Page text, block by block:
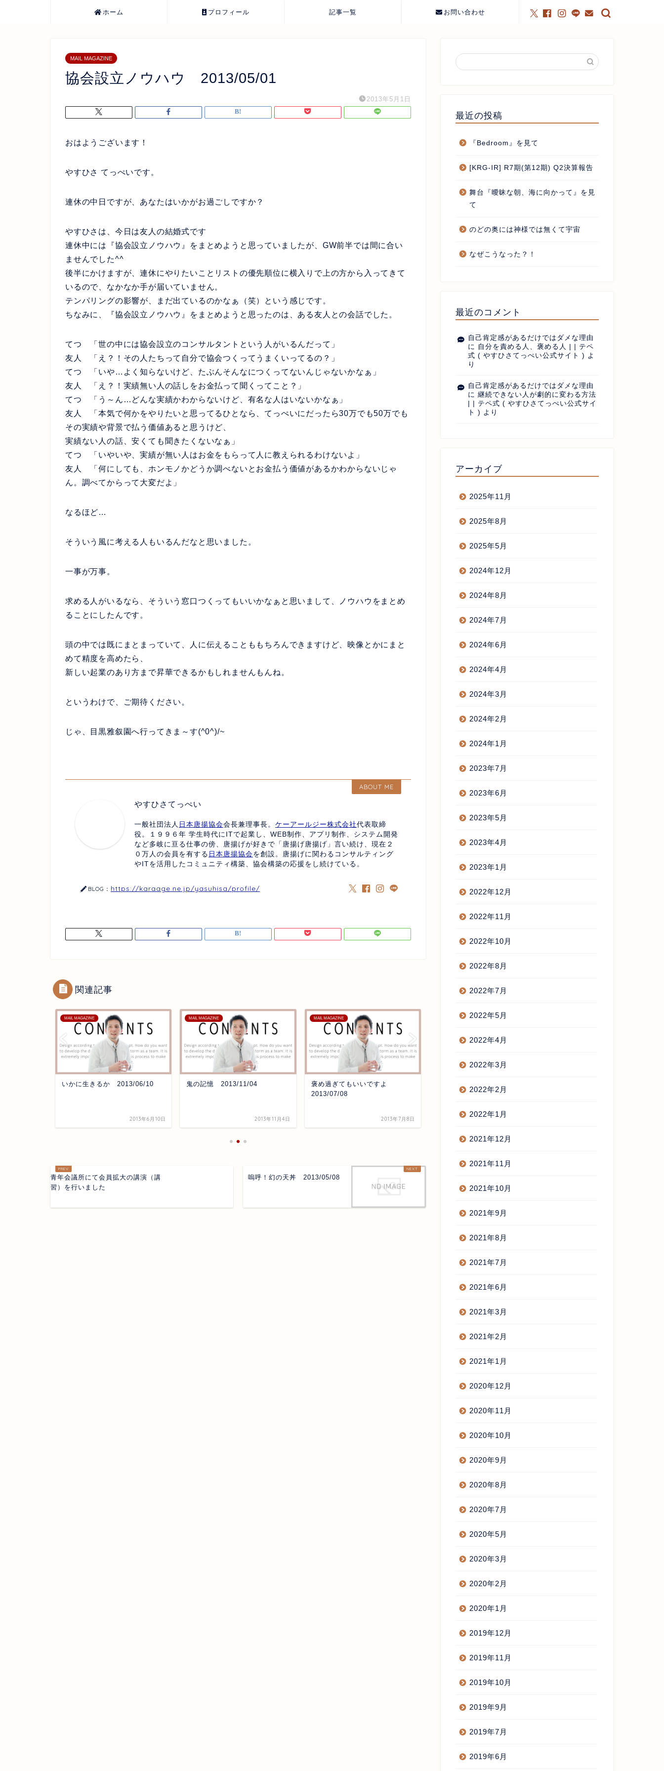
ホーム プロフィール 記事一覧 お問い合わせ
MAIL MAGAZINE
協会設立ノウハウ 2013/05/01
2013年5月1日
おはようございます！
やすひさ てっぺいです。
連休の中日ですが、あなたはいかがお過ごしですか？
やすひさは、今日は友人の結婚式です
連休中には『協会設立ノウハウ』をまとめようと思っていましたが、GW前半では間に合い
ませんでした^^
後半にかけますが、連休にやりたいことリストの優先順位に横入りで上の方から入ってきて
いるので、なかなか手が届いていません。
テンパリングの影響が、まだ出ているのかなぁ（笑）という感じです。
ちなみに、『協会設立ノウハウ』をまとめようと思ったのは、ある友人との会話でした。
てつ 「世の中には協会設立のコンサルタントという人がいるんだって」
友人 「え？！その人たちって自分で協会つくってうまくいってるの？」
てつ 「いや…よく知らないけど、たぶんそんなにつくってないんじゃないかなぁ」
友人 「え？！実績無い人の話しをお金払って聞くってこと？」
てつ 「う～ん…どんな実績かわからないけど、有名な人はいないかなぁ」
友人 「本気で何かをやりたいと思ってるひとなら、てっぺいにだったら30万でも50万でも
その実績や背景で払う価値あると思うけど、
実績ない人の話、安くても聞きたくないなぁ」
てつ 「いやいや、実績が無い人はお金をもらって人に教えられるわけないよ」
友人 「何にしても、ホンモノかどうか調べないとお金払う価値があるかわからないじゃ
ん。調べてからって大変だよ」
なるほど…
そういう風に考える人もいるんだなと思いました。
一事が万事。
求める人がいるなら、そういう窓口つくってもいいかなぁと思いまして、ノウハウをまとめ
ることにしたんです。
頭の中では既にまとまっていて、人に伝えることももちろんできますけど、映像とかにまと
めて精度を高めたら、
新しい起業のあり方まで昇華できるかもしれませんもんね。
というわけで、ご期待ください。
じゃ、目黒雅叙園へ行ってきま～す(^0^)/~
ABOUT ME
やすひさてっぺい
一般社団法人 日本唐揚協会会長兼理事長。 ケーアールジー株式会社代表取締
役。１９９６年 学生時代にITで起業し、WEB制作、アプリ制作、システム開発
など多岐に亘る仕事の傍、唐揚げが好きで「唐揚げ唐揚げ」言い続け、現在２
０万人の会員を有する 日本唐揚協会を創設。唐揚げに関わるコンサルティング
やITを活用したコミュニティ構築、協会構築の応援をし続けている。
BLOG： https://karaage.ne.jp/yasuhisa/profile/
関連記事
MAIL MAGAZINE
いかに生きるか 2013/06/10
2013年6月10日
MAIL MAGAZINE
鬼の記憶 2013/11/04
2013年11月4日
MAIL MAGAZINE
褒め過ぎてもいいですよ
2013/07/08
2013年7月8日
MAIL MAGAZINE
2013年6月10日
青年会議所にて会員拡大の講演（講
習）を行いました
嗚呼！幻の天丼 2013/05/08
最近の投稿
『Bedroom』を見て
[KRG-IR] R7期(第12期) Q2決算報告
舞台『曖昧な朝、海に向かって』を見
て
のどの奥には神様では無くて宇宙
なぜこうなった？！
最近のコメント
自己肯定感があるだけではダメな理由
に 自分を責める人、褒める人 | | テペ
式 ( やすひさてっぺい公式サイト ) よ
り
自己肯定感があるだけではダメな理由
に 継続できない人が劇的に変わる方法
| | テペ式 ( やすひさてっぺい公式サイ
ト ) より
アーカイブ
2025年11月
2025年8月
2025年5月
2024年12月
2024年8月
2024年7月
2024年6月
2024年4月
2024年3月
2024年2月
2024年1月
2023年7月
2023年6月
2023年5月
2023年4月
2023年1月
2022年12月
2022年11月
2022年10月
2022年8月
2022年7月
2022年5月
2022年4月
2022年3月
2022年2月
2022年1月
2021年12月
2021年11月
2021年10月
2021年9月
2021年8月
2021年7月
2021年6月
2021年3月
2021年2月
2021年1月
2020年12月
2020年11月
2020年10月
2020年9月
2020年8月
2020年7月
2020年5月
2020年3月
2020年2月
2020年1月
2019年12月
2019年11月
2019年10月
2019年9月
2019年7月
2019年6月